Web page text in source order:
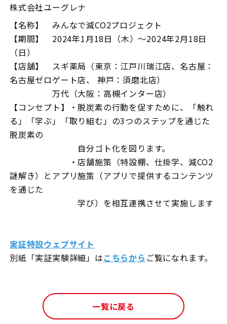
株式会社ユーグレナ
【名称】 みんなで減CO2プロジェクト
【期間】 2024年1月18日（木）～2024年2月18日
（日）
【店舗】 スギ薬局（東京：江戸川瑞江店、名古屋：
名古屋ゼロゲート店、 神戸：須磨北店）
万代（大阪：高槻インター店）
【コンセプト】・脱炭素の行動を促すために、「触れ
る」「学ぶ」「取り組む」の3つのステップを通じた
脱炭素の
自分ゴト化を図ります。
・店舗施策（特設棚、仕掛学、減CO2
謎解き）とアプリ施策（アプリで提供するコンテンツ
を通じた
学び）を相互連携させて実施します
実証特設ウェブサイト
別紙「実証実験詳細」はこちらから ご覧になれます。
一覧に戻る